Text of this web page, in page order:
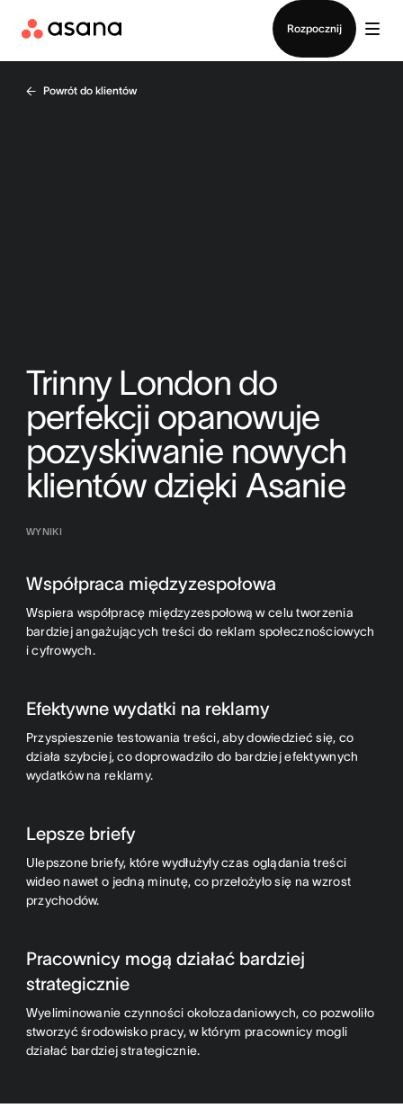
Rozpocznij
Powrót do klientów
Trinny London do
perfekcji opanowuje
pozyskiwanie nowych
klientów dzięki Asanie
WYNIKI
Współpraca międzyzespołowa
Wspiera współpracę międzyzespołową w celu tworzenia
bardziej angażujących treści do reklam społecznościowych
i cyfrowych.
Efektywne wydatki na reklamy
Przyspieszenie testowania treści, aby dowiedzieć się, co
działa szybciej, co doprowadziło do bardziej efektywnych
wydatków na reklamy.
Lepsze briefy
Ulepszone briefy, które wydłużyły czas oglądania treści
wideo nawet o jedną minutę, co przełożyło się na wzrost
przychodów.
Pracownicy mogą działać bardziej
strategicznie
Wyeliminowanie czynności okołozadaniowych, co pozwoliło
stworzyć środowisko pracy, w którym pracownicy mogli
działać bardziej strategicznie.